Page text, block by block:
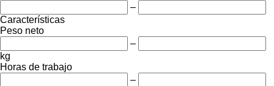
–
Características
Peso neto
–
kg
Horas de trabajo
–